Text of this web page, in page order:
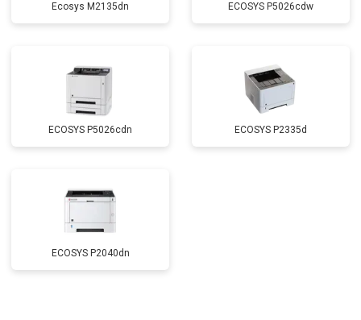
Ecosys M2135dn ECOSYS P5026cdw
ECOSYS P5026cdn ECOSYS P2335d
ECOSYS P2040dn